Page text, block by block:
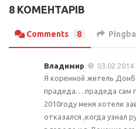
8 КОМЕНТАРІВ
Comments 8
Владимир
03.02.2014
Я коренной житель
прадеда….прадеда сам
2010году меня хотели
отказался ,когда узнал